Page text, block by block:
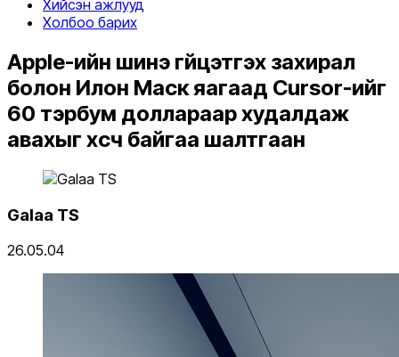
Хийсэн ажлууд
Холбоо барих
Apple-ийн шинэ гүйцэтгэх захирал
болон Илон Маск яагаад Cursor-ийг
60 тэрбум доллараар худалдаж
авахыг хүсч байгаа шалтгаан
Galaa TS
26.05.04